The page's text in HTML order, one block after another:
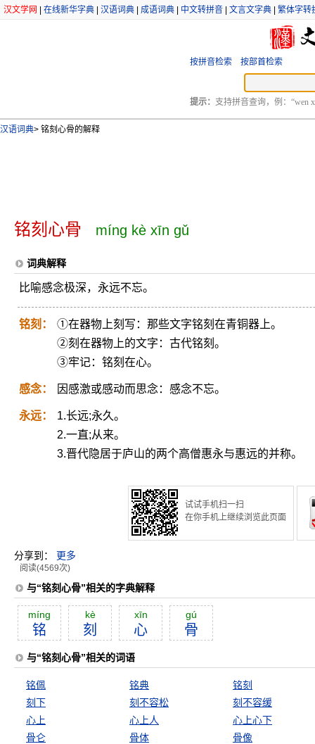
汉文学网 在线新华字典 汉语词典 成语词典 中文转拼音 文言文字典 繁体字转
按拼音检索 按部首检索
提示： 支持拼音查询，例：“wen
汉语词典> 铭刻心骨的解释
铭刻心骨 míng kè xīn gǔ
词典解释
比喻感念极深，永远不忘。
铭刻：
①在器物上刻写：那些文字铭刻在青铜器上。
②刻在器物上的文字：古代铭刻。
③牢记：铭刻在心。
感念： 因感激或感动而思念：感念不忘。
永远：
1.长远;永久。
2.一直;从来。
3.晋代隐居于庐山的两个高僧惠永与惠远的并称。
试试手机扫一扫
在你手机上继续浏览此页面
分享到： 更多
阅读(4569次)
与“铭刻心骨”相关的字典解释
míng
铭
kè
刻
xīn
心
gú
骨
与“铭刻心骨”相关的词语
铭佩 铭典
铭刻
刻下
刻不容松
刻不容缓
心上
心上人
心上心下
骨仑
骨体 骨像